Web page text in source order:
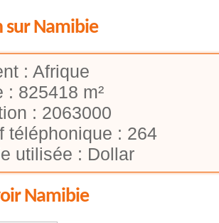
Namibie
: Afrique
: 825418 m²
: 2063000
téléphonique : 264
utilisée : Dollar
Namibie